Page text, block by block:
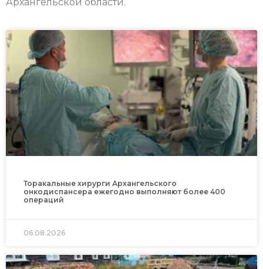
Архангельской области.
Торакальные хирурги Архангельского
онкодиспансера ежегодно выполняют более 400
операций
06.08.2026